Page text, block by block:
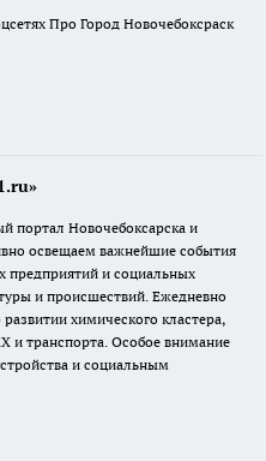
Про Город Новочебоксраск
портал Новочебоксарска и
освещаем важнейшие события
и социальных
и происшествий. Ежедневно
химического кластера,
и транспорта. Особое внимание
и социальным